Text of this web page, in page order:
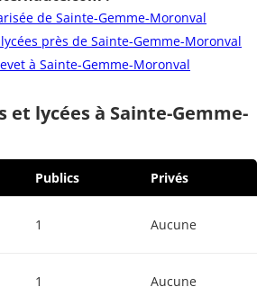
de Sainte-Gemme-Moronval
près de Sainte-Gemme-Moronval
à Sainte-Gemme-Moronval
et lycées à Sainte-Gemme-
Publics Privés
1 Aucune
1 Aucune